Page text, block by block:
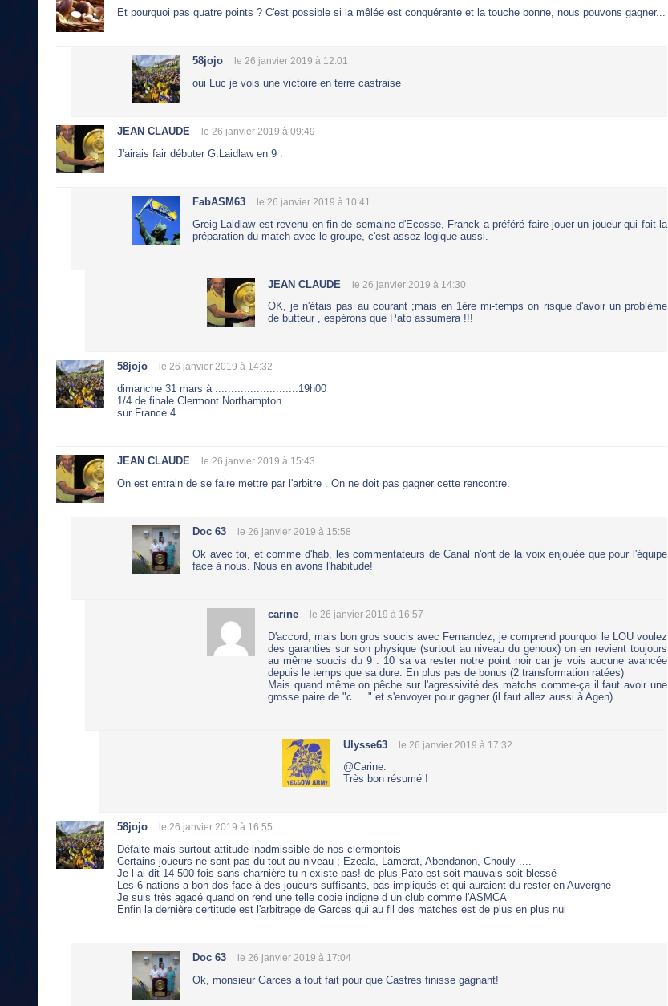
Et pourquoi pas quatre points ? C'est possible si la mêlée est conquérante et la touche bonne, nous pouvons gagner...
58jojo le 26 janvier 2019 à 12:01
oui Luc je vois une victoire en terre castraise
JEAN CLAUDE le 26 janvier 2019 à 09:49
J'airais fair débuter G.Laidlaw en 9 .
FabASM63 le 26 janvier 2019 à 10:41
Greig Laidlaw est revenu en fin de semaine d'Ecosse, Franck a préféré faire jouer un joueur qui fait la
préparation du match avec le groupe, c'est assez logique aussi.
JEAN CLAUDE le 26 janvier 2019 à 14:30
OK, je n'étais pas au courant ;mais en 1ère mi-temps on risque d'avoir un problème
de butteur , espérons que Pato assumera !!!
58jojo le 26 janvier 2019 à 14:32
dimanche 31 mars à ..........................19h00
1/4 de finale Clermont Northampton
sur France 4
JEAN CLAUDE le 26 janvier 2019 à 15:43
On est entrain de se faire mettre par l'arbitre . On ne doit pas gagner cette rencontre.
Doc 63 le 26 janvier 2019 à 15:58
Ok avec toi, et comme d'hab, les commentateurs de Canal n'ont de la voix enjouée que pour l'équipe
face à nous. Nous en avons l'habitude!
carine le 26 janvier 2019 à 16:57
D'accord, mais bon gros soucis avec Fernandez, je comprend pourquoi le LOU voulez
des garanties sur son physique (surtout au niveau du genoux) on en revient toujours
au même soucis du 9 . 10 sa va rester notre point noir car je vois aucune avancée
depuis le temps que sa dure. En plus pas de bonus (2 transformation ratées)
Mais quand même on pêche sur l'agressivité des matchs comme-ça il faut avoir une
grosse paire de "c....." et s'envoyer pour gagner (il faut allez aussi à Agen).
Ulysse63 le 26 janvier 2019 à 17:32
@Carine.
Très bon résumé !
58jojo le 26 janvier 2019 à 16:55
Défaite mais surtout attitude inadmissible de nos clermontois
Certains joueurs ne sont pas du tout au niveau ; Ezeala, Lamerat, Abendanon, Chouly ....
Je l ai dit 14 500 fois sans charnière tu n existe pas! de plus Pato est soit mauvais soit blessé
Les 6 nations a bon dos face à des joueurs suffisants, pas impliqués et qui auraient du rester en Auvergne
Je suis très agacé quand on rend une telle copie indigne d un club comme l'ASMCA
Enfin la dernière certitude est l'arbitrage de Garces qui au fil des matches est de plus en plus nul
Doc 63 le 26 janvier 2019 à 17:04
Ok, monsieur Garces a tout fait pour que Castres finisse gagnant!